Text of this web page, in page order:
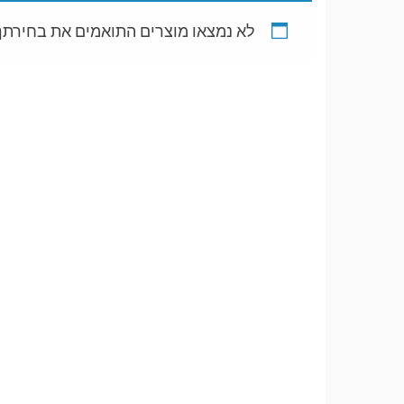
לא נמצאו מוצרים התואמים את